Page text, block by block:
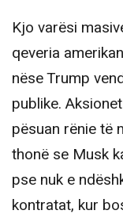
Kjo varësi
qeveria
nëse Trump
publike.
pësuan rënie të
thonë se Musk
pse nuk e
kontratat, kur